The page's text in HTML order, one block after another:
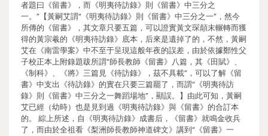
者題曰《留書》，而《明夷待訪錄》則《留書》中三分之
一。”【黃嗣艾謂“《明夷待訪錄》則《留書》中三分之一”，然今
所傳的《留書》，其文章只要五篇，可以證實黃文琛顛末輾轉而獲
得的黃宗羲的《明夷待訪錄》底本，后來是遺掉了的，不然，黃嗣
艾在《南雷學案》中不至于呈現這般年夜的誤差，由於依據鄭性父
子校正本上附錄題跋所謂“師長教師《留書》八篇，其《田賦》、
《制科》、《將》三篇見《待訪錄》，茲不具載”，可以了解《留
書》中支出《待訪錄》的實在只要三篇罷了，而謂“《明夷待訪
錄》則《留書》中三分之一舞蹈場地”，顯誤。】由此可知，黃嗣
艾已經（幼時）也是見到過《明夷待訪錄》與《留書》的合訂本
的。 綜上所述，自《明夷待訪錄》成書后，《留書》就鳴金收兵
了，而由於全祖看《梨洲師長教師神道碑文》講到“《留書》一